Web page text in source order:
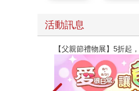
活動訊息
【父親節禮物展】5折起